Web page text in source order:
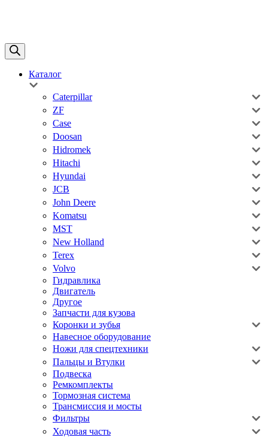
Каталог
Caterpillar
ZF
Case
Doosan
Hidromek
Hitachi
Hyundai
JCB
John Deere
Komatsu
MST
New Holland
Terex
Volvo
Гидравлика
Двигатель
Другое
Запчасти для кузова
Коронки и зубья
Навесное оборудование
Ножи для спецтехники
Пальцы и Втулки
Подвеска
Ремкомплекты
Тормозная система
Трансмиссия и мосты
Фильтры
Ходовая часть